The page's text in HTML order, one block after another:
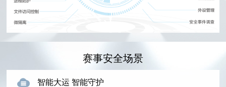
赛事安全场景
智能大运 智能守护